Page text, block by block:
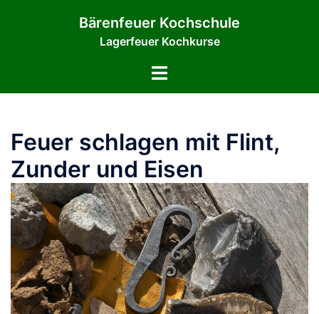
Bärenfeuer Kochschule
Lagerfeuer Kochkurse
Menü
Feuer schlagen mit Flint,
Zunder und Eisen